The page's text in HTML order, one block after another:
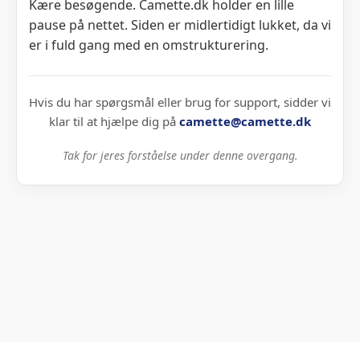
Kære besøgende. Camette.dk holder en lille
pause på nettet. Siden er midlertidigt lukket, da vi
er i fuld gang med en omstrukturering.
Hvis du har spørgsmål eller brug for support, sidder vi
klar til at hjælpe dig på camette@camette.dk
Tak for jeres forståelse under denne overgang.